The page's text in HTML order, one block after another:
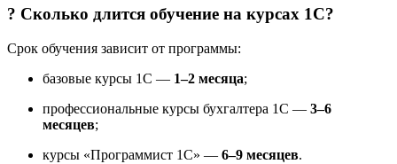
? Сколько длится обучение на курсах 1С?
Срок обучения зависит от программы:
базовые курсы 1С — 1–2 месяца;
профессиональные курсы бухгалтера 1С — 3–6
месяцев;
курсы «Программист 1С» — 6–9 месяцев.